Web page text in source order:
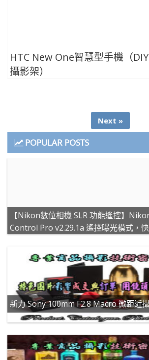
HTC New One智慧型手機（
攝影架）
Next »
POPULAR POSTS
【Nikon數位相機 SLR 功能遙控】
Control Pro v2.29.1a 遙控曝光模式，
新力 Sony 100mm F2.8 Macro 微距近